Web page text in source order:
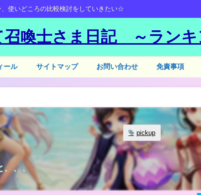
使いどころの比較検討をしていきたい☆
喚士さま日記 ～ランキ
ール サイトマップ お問い合わせ 免責事項
、、
pickup